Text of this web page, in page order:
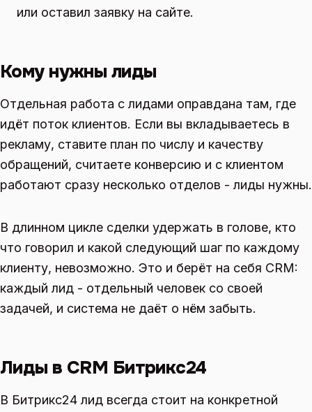
или оставил заявку на сайте.
Кому нужны лиды
Отдельная работа с лидами оправдана там, где
идёт поток клиентов. Если вы вкладываетесь в
рекламу, ставите план по числу и качеству
обращений, считаете конверсию и с клиентом
работают сразу несколько отделов - лиды нужны.
В длинном цикле сделки удержать в голове, кто
что говорил и какой следующий шаг по каждому
клиенту, невозможно. Это и берёт на себя CRM:
каждый лид - отдельный человек со своей
задачей, и система не даёт о нём забыть.
Лиды в CRM Битрикс24
В Битрикс24 лид всегда стоит на конкретной